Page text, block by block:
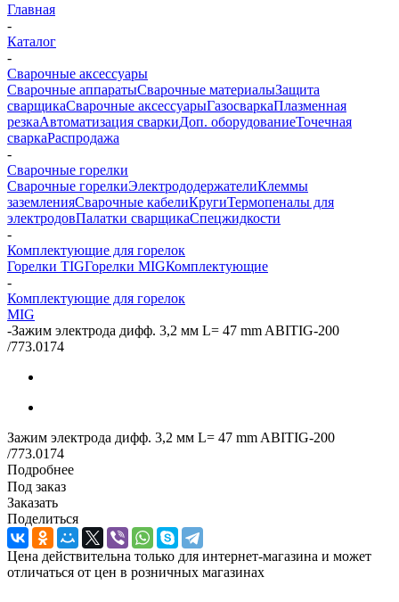
Главная
-
Каталог
-
Сварочные аксессуары
Сварочные аппаратыСварочные материалыЗащита
сварщикаСварочные аксессуарыГазосваркаПлазменная
резкаАвтоматизация сваркиДоп. оборудованиеТочечная
сваркаРаспродажа
-
Сварочные горелки
Сварочные горелкиЭлектрододержателиКлеммы
заземленияСварочные кабелиКругиТермопеналы для
электродовПалатки сварщикаСпецжидкости
-
Комплектующие для горелок
Горелки TIGГорелки MIGКомплектующие
-
Комплектующие для горелок
MIG
-Зажим электрода дифф. 3,2 мм L= 47 mm ABITIG-200
/773.0174
Зажим электрода дифф. 3,2 мм L= 47 mm ABITIG-200
/773.0174
Подробнее
Под заказ
Заказать
Поделиться
Цена действительна только для интернет-магазина и может
отличаться от цен в розничных магазинах